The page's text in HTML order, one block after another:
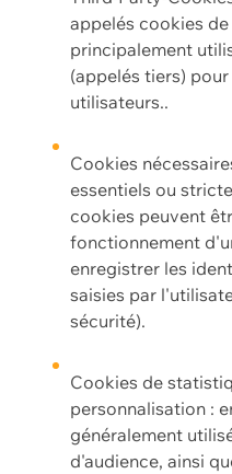
appelés cookies
principalement
(appelés tiers)
utilisateurs..
Cookies
essentiels ou
cookies peuvent
fonctionnement
enregistrer les
saisies par
sécurité).
Cookies de
personnalisation :
généralement
d'audience, ainsi